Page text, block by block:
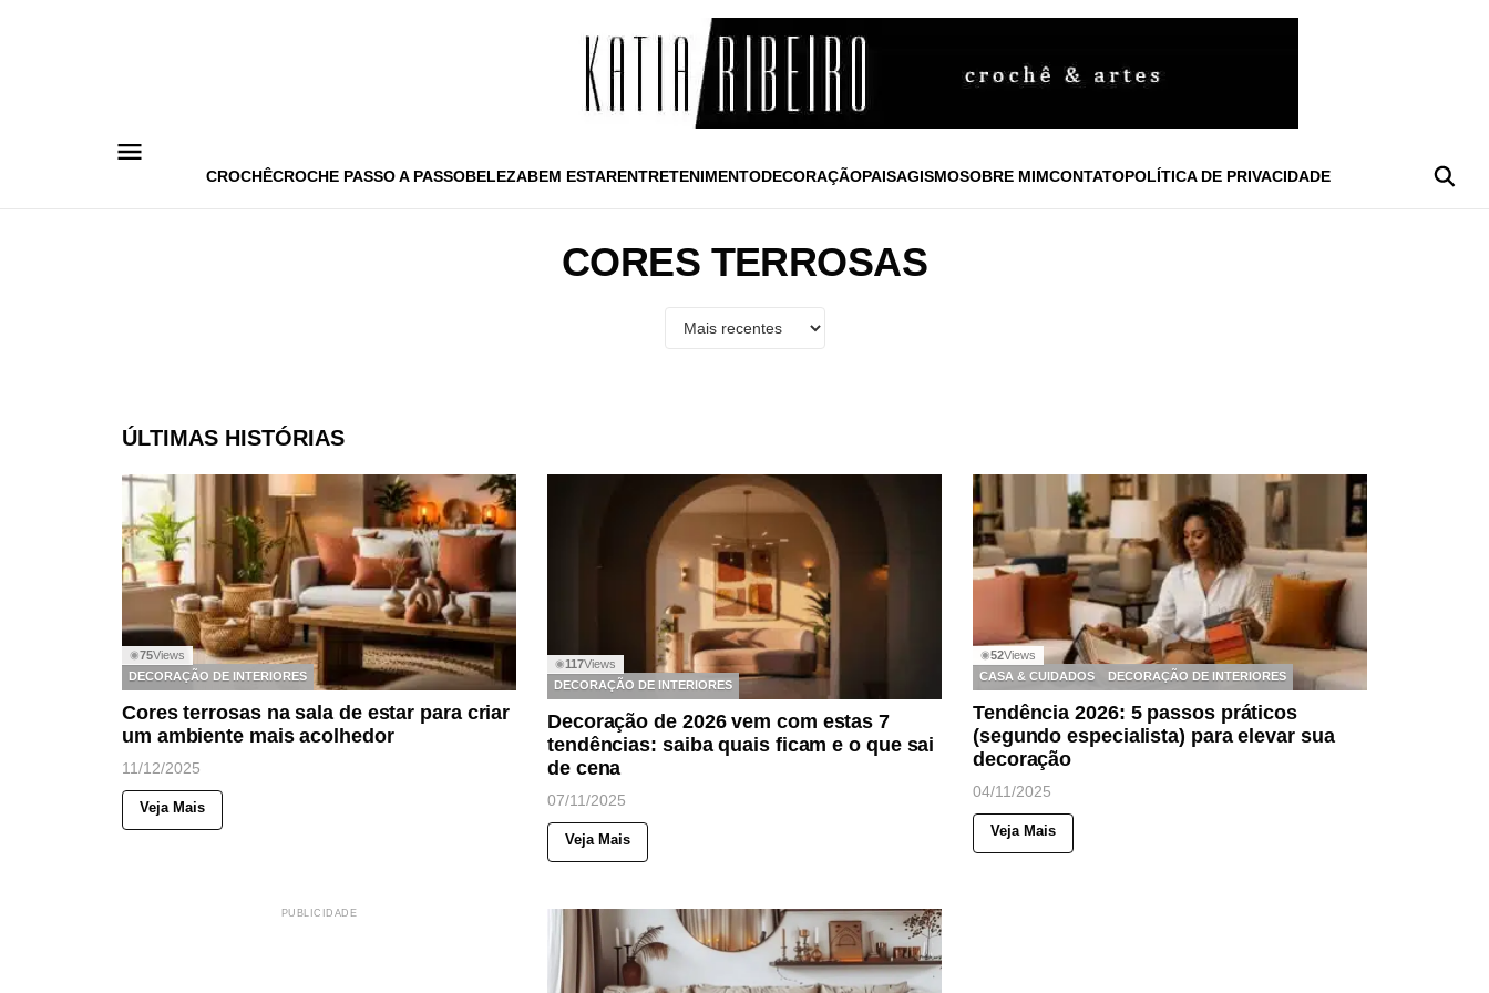
CROCHÊCROCHE PASSO A PASSOBELEZABEM ESTARENTRETENIMENTODECORAÇÃOPAISAGISMOSOBRE MIMCONTATOPOLÍTICA DE PRIVACIDADE
CORES TERROSAS
ÚLTIMAS HISTÓRIAS
◉75Views
DECORAÇÃO DE INTERIORES
Cores terrosas na sala de estar para criar
um ambiente mais acolhedor
11/12/2025
Veja Mais
◉117Views
DECORAÇÃO DE INTERIORES
Decoração de 2026 vem com estas 7
tendências: saiba quais ficam e o que sai
de cena
07/11/2025
Veja Mais
◉52Views
CASA & CUIDADOS
DECORAÇÃO DE INTERIORES
Tendência 2026: 5 passos práticos
(segundo especialista) para elevar sua
decoração
04/11/2025
Veja Mais
PUBLICIDADE